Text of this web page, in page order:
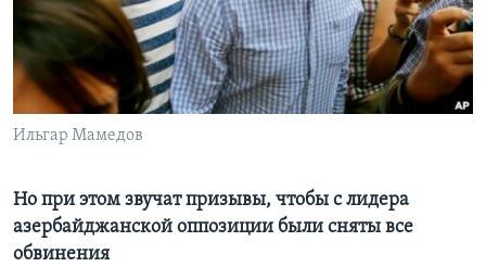
Learning English
СОЦИАЛЬНЫЕ СЕТИ
Языки
Ильгар Мамедов
Но при этом звучат призывы, чтобы с лидера
азербайджанской оппозиции были сняты все
обвинения